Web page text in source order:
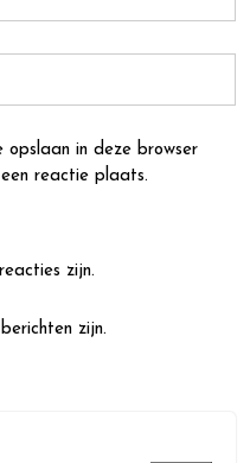
opslaan in deze browser
reactie plaats.
zijn.
zijn.